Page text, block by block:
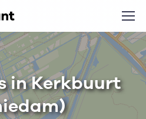
in Kerkbuurt